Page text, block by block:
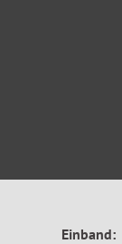
Einband: